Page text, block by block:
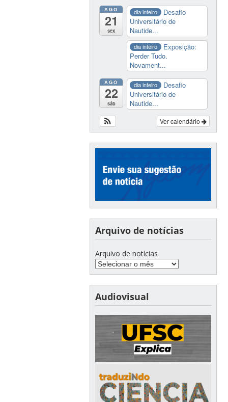
AGO
21
sex
dia inteiro
Desafio
Universitário de
Nautide...
dia inteiro
Exposição:
Perder Tudo.
Novament...
AGO
22
sáb
dia inteiro
Desafio
Universitário de
Nautide...
Ver calendário
Arquivo de notícias
Arquivo de notícias
Audiovisual